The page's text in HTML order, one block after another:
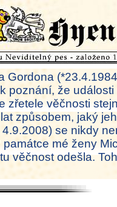
Gordona
poznání, že
zřetele věčnosti
způsobem, jaký
se nikdy
mé ženy
věčnost odešla.